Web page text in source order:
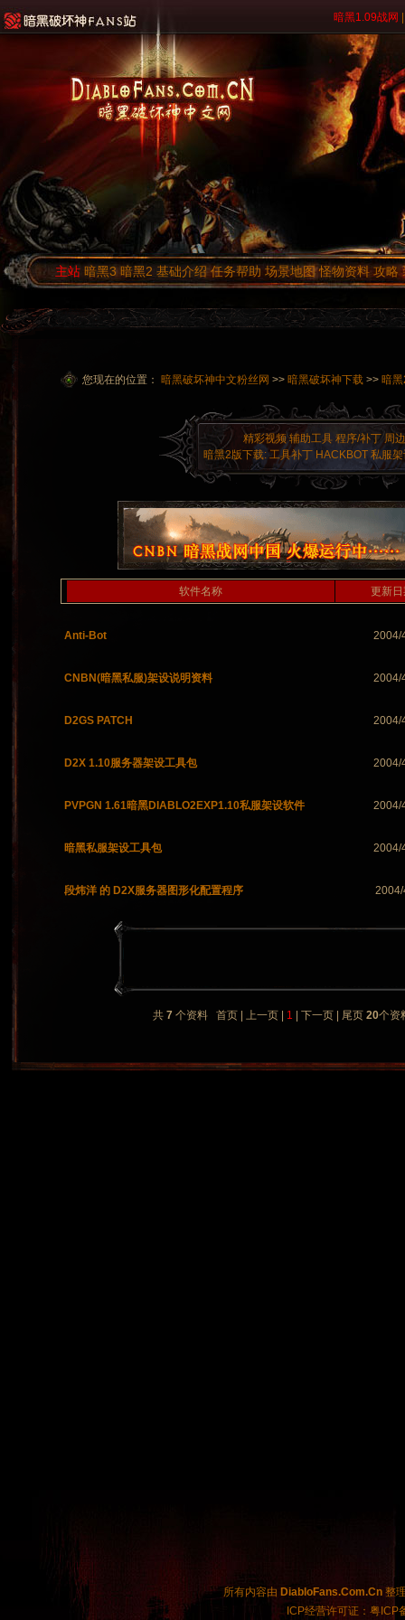
暗黑1.09战网
主站 暗黑3 暗黑2 基础介绍 任务帮助 场景地图 怪物资料 攻略
您现在的位置： 暗黑破坏神中文粉丝网 >> 暗黑破坏神下载 >> 暗
精彩视频 辅助工具 程序/补丁 周
暗黑2版下载: 工具补丁 HACKBOT 私服
软件名称 更新
Anti-Bot 2004/
CNBN(暗黑私服)架设说明资料 2004/
D2GS PATCH 2004/
D2X 1.10服务器架设工具包 2004/
PVPGN 1.61暗黑DIABLO2EXP1.10私服架设软件 2004/
暗黑私服架设工具包 2004/
段炜洋 的 D2X服务器图形化配置程序
共 7 个资料 首页 | 上一页 | 1 | 下一页 | 尾页 20个资
所有内容由 DiabloFans.Com.Cn 整
ICP经营许可证：粤